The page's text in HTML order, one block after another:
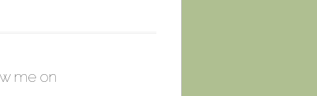
me on